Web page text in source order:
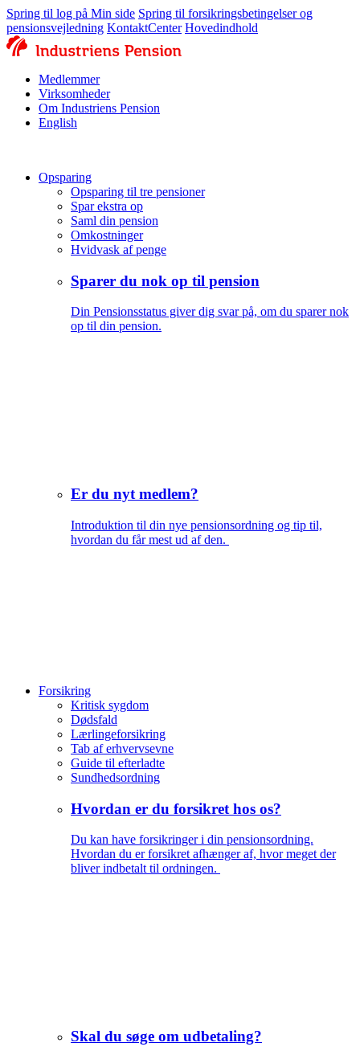
Spring til log på Min side Spring til forsikringsbetingelser og
pensionsvejledning KontaktCenter Hovedindhold
Medlemmer
Virksomheder
Om Industriens Pension
English
Opsparing
Opsparing til tre pensioner
Spar ekstra op
Saml din pension
Omkostninger
Hvidvask af penge
Sparer du nok op til pension
Din Pensionsstatus giver dig svar på, om du sparer nok
op til din pension.
Er du nyt medlem?
Introduktion til din nye pensionsordning og tip til,
hvordan du får mest ud af den.
Forsikring
Kritisk sygdom
Dødsfald
Lærlingeforsikring
Tab af erhvervsevne
Guide til efterladte
Sundhedsordning
Hvordan er du forsikret hos os?
Du kan have forsikringer i din pensionsordning.
Hvordan du er forsikret afhænger af, hvor meget der
bliver indbetalt til ordningen.
Skal du søge om udbetaling?